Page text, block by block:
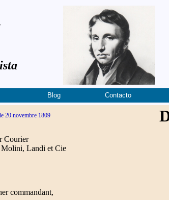
Blog Contacto
20 novembre 1809
Courier
Landi et Cie
commandant,